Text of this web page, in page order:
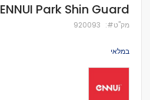
לדלג
להתחלה
של
ENNUI Park Shin Guard
מק''ט 920093
במלאי